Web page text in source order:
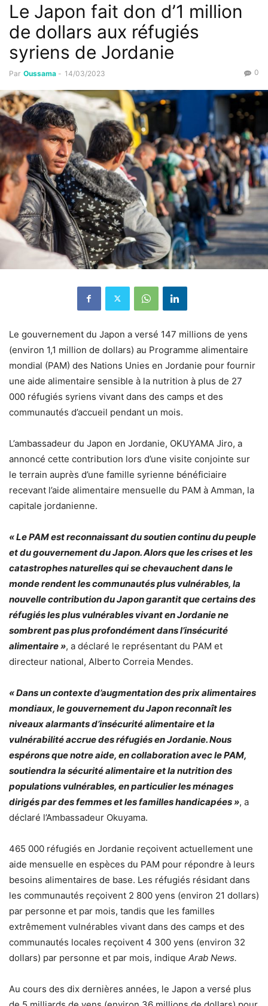
Le Japon fait don d’1 million
de dollars aux réfugiés
syriens de Jordanie
Par Oussama - 14/03/2023 0
Le gouvernement du Japon a versé 147 millions de yens
(environ 1,1 million de dollars) au Programme alimentaire
mondial (PAM) des Nations Unies en Jordanie pour fournir
une aide alimentaire sensible à la nutrition à plus de 27
000 réfugiés syriens vivant dans des camps et des
communautés d’accueil pendant un mois.
L’ambassadeur du Japon en Jordanie, OKUYAMA Jiro, a
annoncé cette contribution lors d’une visite conjointe sur
le terrain auprès d’une famille syrienne bénéficiaire
recevant l’aide alimentaire mensuelle du PAM à Amman, la
capitale jordanienne.
« Le PAM est reconnaissant du soutien continu du peuple
et du gouvernement du Japon. Alors que les crises et les
catastrophes naturelles qui se chevauchent dans le
monde rendent les communautés plus vulnérables, la
nouvelle contribution du Japon garantit que certains des
réfugiés les plus vulnérables vivant en Jordanie ne
sombrent pas plus profondément dans l’insécurité
alimentaire », a déclaré le représentant du PAM et
directeur national, Alberto Correia Mendes.
« Dans un contexte d’augmentation des prix alimentaires
mondiaux, le gouvernement du Japon reconnaît les
niveaux alarmants d’insécurité alimentaire et la
vulnérabilité accrue des réfugiés en Jordanie. Nous
espérons que notre aide, en collaboration avec le PAM,
soutiendra la sécurité alimentaire et la nutrition des
populations vulnérables, en particulier les ménages
dirigés par des femmes et les familles handicapées », a
déclaré l’Ambassadeur Okuyama.
465 000 réfugiés en Jordanie reçoivent actuellement une
aide mensuelle en espèces du PAM pour répondre à leurs
besoins alimentaires de base. Les réfugiés résidant dans
les communautés reçoivent 2 800 yens (environ 21 dollars)
par personne et par mois, tandis que les familles
extrêmement vulnérables vivant dans des camps et des
communautés locales reçoivent 4 300 yens (environ 32
dollars) par personne et par mois, indique Arab News.
Au cours des dix dernières années, le Japon a versé plus